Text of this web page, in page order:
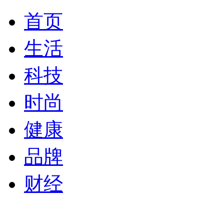
首页
生活
科技
时尚
健康
品牌
财经